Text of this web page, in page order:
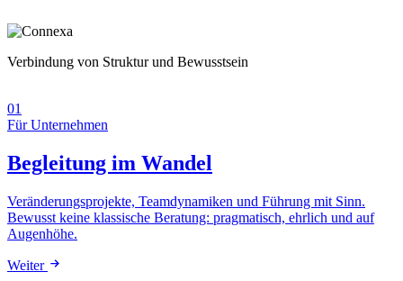
Verbindung von Struktur und Bewusstsein
01
Für Unternehmen
Begleitung im Wandel
Veränderungsprojekte, Teamdynamiken und Führung mit Sinn.
Bewusst keine klassische Beratung: pragmatisch, ehrlich und auf
Augenhöhe.
Weiter